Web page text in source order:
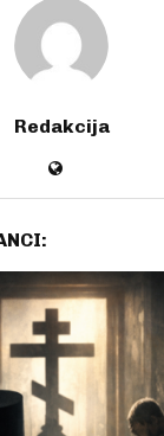
Redakcija